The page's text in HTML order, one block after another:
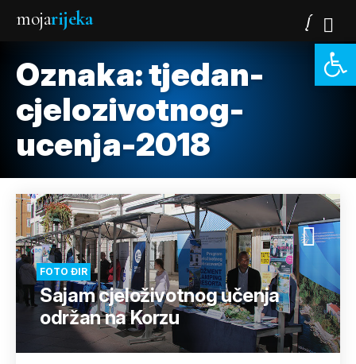
mojarijeka
Oznaka:tjedan-
cjelozivotnog-
ucenja-2018
FOTO ĐIR
Sajam cjeloživotnog učenja
održan na Korzu